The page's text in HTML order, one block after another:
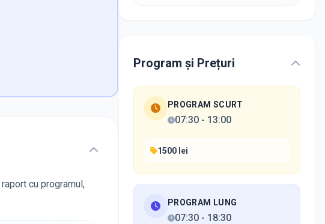
cu programul,
Program și Prețuri
PROGRAM SCURT
07:30 - 13:00
1500 lei
PROGRAM LUNG
07:30 - 18:30